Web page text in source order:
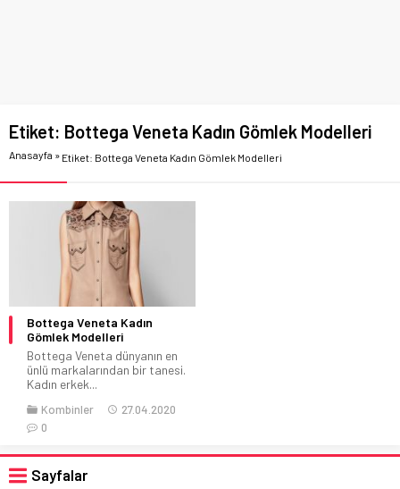
Etiket: Bottega Veneta Kadın Gömlek Modelleri
Anasayfa » Etiket: Bottega Veneta Kadın Gömlek Modelleri
Bottega Veneta Kadın
Gömlek Modelleri
Bottega Veneta dünyanın en
ünlü markalarından bir tanesi.
Kadın erkek...
Kombinler
27.04.2020
0
Sayfalar